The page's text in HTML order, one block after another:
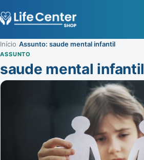
Início Assunto: saude mental infantil
ASSUNTO
saude mental infantil